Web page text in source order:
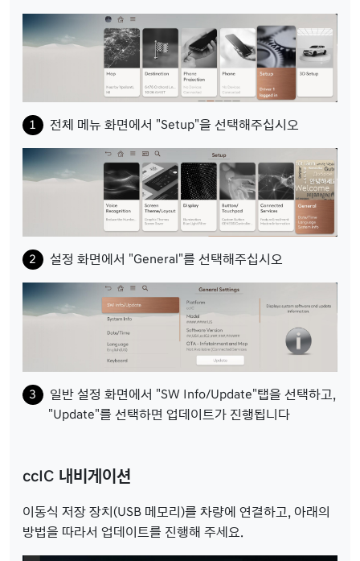
전체 메뉴 화면에서 "Setup"을 선택해주십시오
설정 화면에서 "General"를 선택해주십시오
일반 설정 화면에서 "SW Info/Update"탭을 선택하고,
"Update"를 선택하면 업데이트가 진행됩니다
ccIC 내비게이션
이동식 저장 장치(USB 메모리)를 차량에 연결하고, 아래의
방법을 따라서 업데이트를 진행해 주세요.